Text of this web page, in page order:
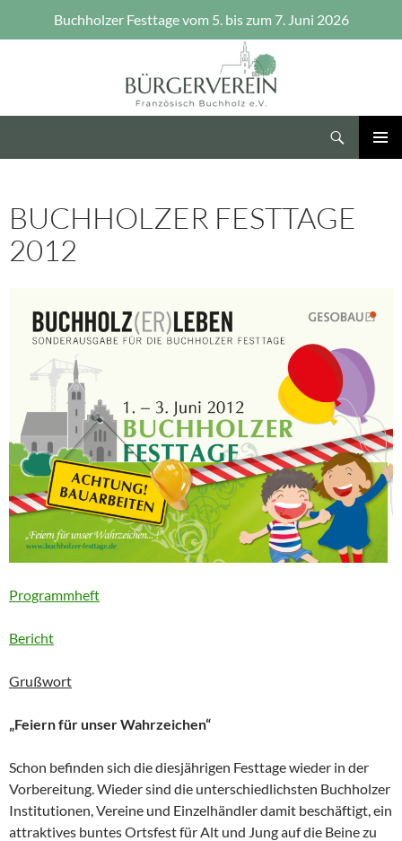
Buchholzer Festtage vom 5. bis zum 7. Juni 2026
BUCHHOLZER FESTTAGE
2012
Programmheft
Bericht
Grußwort
„Feiern für unser Wahrzeichen“
Schon befinden sich die diesjährigen Festtage wieder in der
Vorbereitung. Wieder sind die unterschiedlichsten Buchholzer
Institutionen, Vereine und Einzelhändler damit beschäftigt, ein
attraktives buntes Ortsfest für Alt und Jung auf die Beine zu